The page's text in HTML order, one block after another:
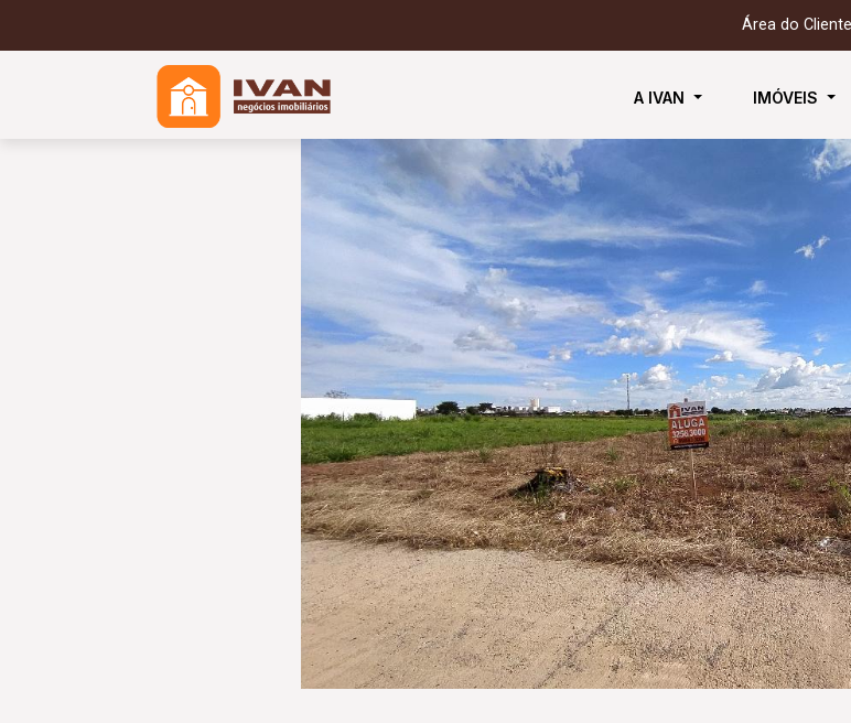
Área do Cliente
A IVAN IMÓVEIS